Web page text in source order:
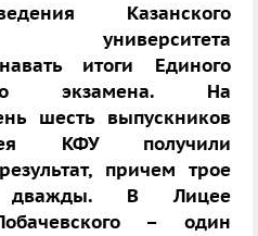
Казанского
университета
итоги Единого
экзамена. На
шесть выпускников
КФУ получили
причем трое
В Лицее
– один